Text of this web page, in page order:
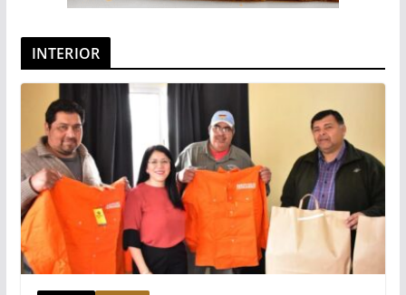
INTERIOR